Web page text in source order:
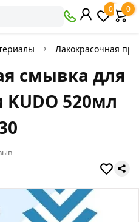
0 0
Лакокрасочная
смывка для
KUDO 520мл